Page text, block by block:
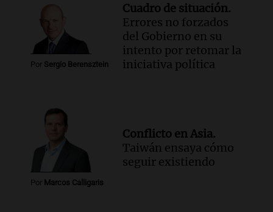
Por Sergio Berensztein
Cuadro de situación.
Errores no forzados
del Gobierno en su
intento por retomar la
iniciativa política
Por Marcos Calligaris
Conflicto en Asia.
Taiwán ensaya cómo
seguir existiendo